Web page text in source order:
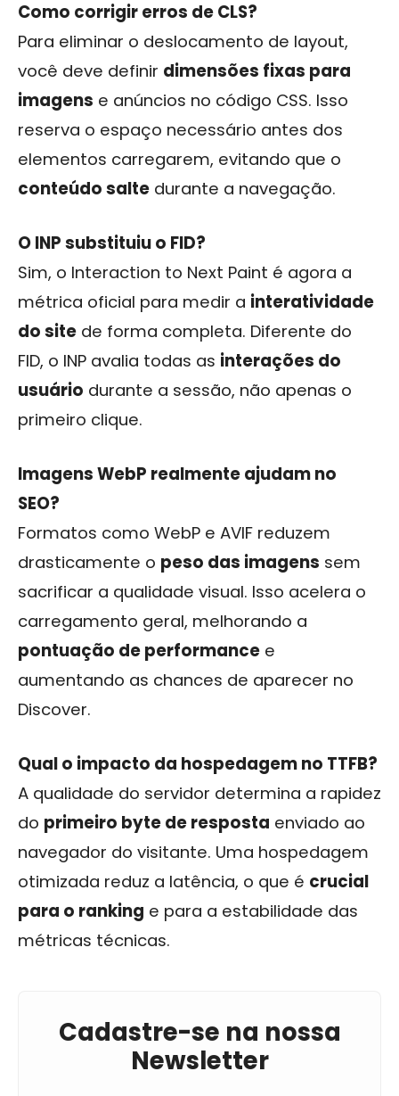
Como corrigir erros de CLS?
Para eliminar o deslocamento de layout,
você deve definir dimensões fixas para
imagens e anúncios no código CSS. Isso
reserva o espaço necessário antes dos
elementos carregarem, evitando que o
conteúdo salte durante a navegação.
O INP substituiu o FID?
Sim, o Interaction to Next Paint é agora a
métrica oficial para medir a interatividade
do site de forma completa. Diferente do
FID, o INP avalia todas as interações do
usuário durante a sessão, não apenas o
primeiro clique.
Imagens WebP realmente ajudam no
SEO?
Formatos como WebP e AVIF reduzem
drasticamente o peso das imagens sem
sacrificar a qualidade visual. Isso acelera o
carregamento geral, melhorando a
pontuação de performance e
aumentando as chances de aparecer no
Discover.
Qual o impacto da hospedagem no TTFB?
A qualidade do servidor determina a rapidez
do primeiro byte de resposta enviado ao
navegador do visitante. Uma hospedagem
otimizada reduz a latência, o que é crucial
para o ranking e para a estabilidade das
métricas técnicas.
Cadastre-se na nossa
Newsletter